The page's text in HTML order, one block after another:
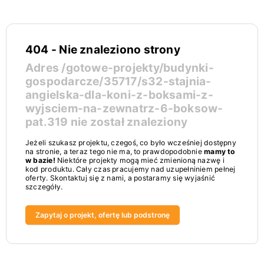
404 - Nie znaleziono strony
Adres /gotowe-projekty/budynki-
gospodarcze/35717/s32-stajnia-
angielska-dla-koni-z-boksami-z-
wyjsciem-na-zewnatrz-6-boksow-
pat.319 nie został znaleziony
Jeżeli szukasz projektu, czegoś, co było wcześniej dostępny
na stronie, a teraz tego nie ma, to prawdopodobniemamy to
w bazie! Niektóre projekty mogą mieć zmienioną nazwę i
kod produktu. Cały czas pracujemy nad uzupełniniem pełnej
oferty. Skontaktuj się z nami, a postaramy się wyjaśnić
szczegóły.
Zapytaj o projekt, ofertę lub podstronę